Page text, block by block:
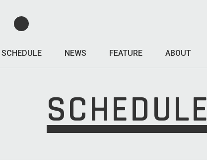
SCHEDULE NEWS FEATURE ABOUT
SCHEDULE